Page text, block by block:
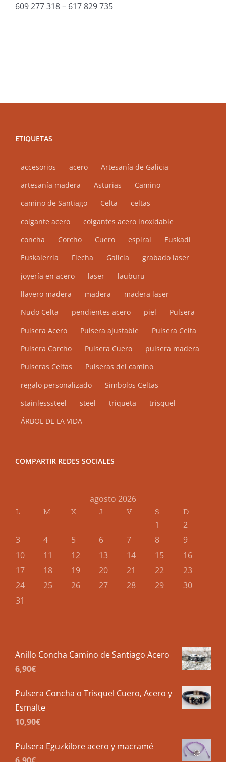
609 277 318 – 617 829 735
ETIQUETAS
accesorios acero
Artesanía de Galicia
artesanía madera
Asturias
Camino
camino de Santiago
Celta
celtas
colgante acero
colgantes acero inoxidable
concha
Corcho Cuero espiral
Euskadi
Euskalerria
Flecha Galicia
grabado laser
joyería en acero
laser
lauburu
llavero madera
madera
madera laser
Nudo Celta
pendientes acero piel
Pulsera
Pulsera Acero
Pulsera ajustable
Pulsera Celta
Pulsera Corcho
Pulsera Cuero
pulsera madera
Pulseras Celtas
Pulseras del camino
regalo personalizado
Simbolos Celtas
stainlesssteel
steel triqueta
trisquel
ÁRBOL DE LA VIDA
COMPARTIR REDES SOCIALES
agosto 2026
L M X J V S D
1
2
3
4 5 6 7 8
9
10
11 12 13 14 15
16
17
18 19 20 21 22
23
24
25 26 27 28 29
30
31
Anillo Concha Camino de Santiago Acero
6,90€
Pulsera Concha o Trisquel Cuero, Acero y
Esmalte
10,90€
Pulsera Eguzkilore acero y macramé